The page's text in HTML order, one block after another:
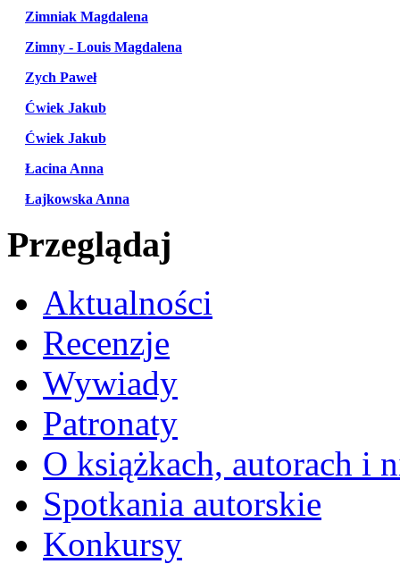
Zimniak Magdalena
Zimny - Louis Magdalena
Zych Paweł
Ćwiek Jakub
Ćwiek Jakub
Łacina Anna
Łajkowska Anna
Przeglądaj
Aktualności
Recenzje
Wywiady
Patronaty
O książkach, autorach i
Spotkania autorskie
Konkursy